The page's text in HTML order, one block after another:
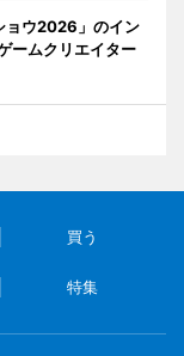
ョウ2026」のイン
ームクリエイター
買う
特集